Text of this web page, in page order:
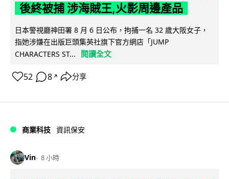
後終被捕 涉海賊王,火影周邊產品
日本警視廳神田署 8 月 6 日公布，拘捕一名 32 歲大阪女子，
指她涉嫌在出版巨頭集英社旗下官方網店「JUMP
CHARACTERS ST...
閱讀全文
52 8 ↗ 分享
商業科技 資訊保安
Vin 8 小時